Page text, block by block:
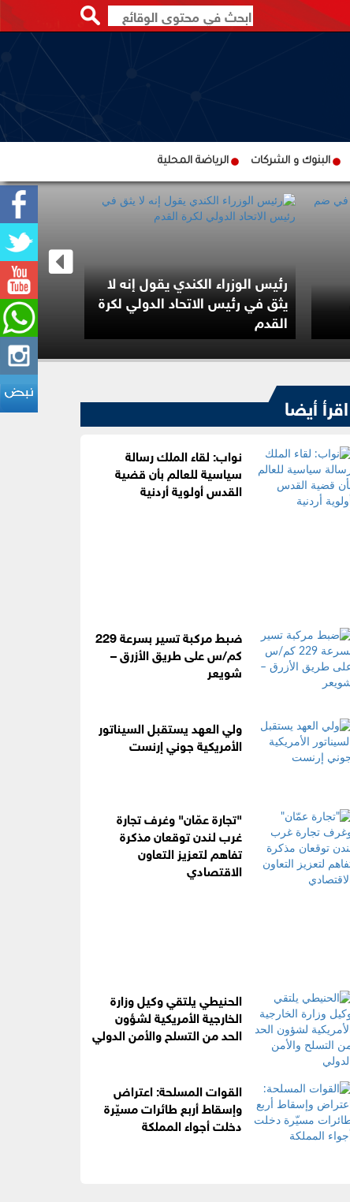
البنوك و الشركات الرياضة المحلية
رئيس الوزراء الكندي يقول إنه لا
يثق في رئيس الاتحاد الدولي لكرة
القدم
مرشح من
اقرأ أيضا
نواب: لقاء الملك رسالة
سياسية للعالم بأن قضية
القدس أولوية أردنية
ضبط مركبة تسير بسرعة 229
كم/س على طريق الأزرق –
شويعر
ولي العهد يستقبل السيناتور
الأمريكية جوني إرنست
"تجارة عمّان" وغرف تجارة
غرب لندن توقعان مذكرة
تفاهم لتعزيز التعاون
الاقتصادي
الحنيطي يلتقي وكيل وزارة
الخارجية الأمريكية لشؤون
الحد من التسلح والأمن الدولي
القوات المسلحة: اعتراض
وإسقاط أربع طائرات مسيّرة
دخلت أجواء المملكة